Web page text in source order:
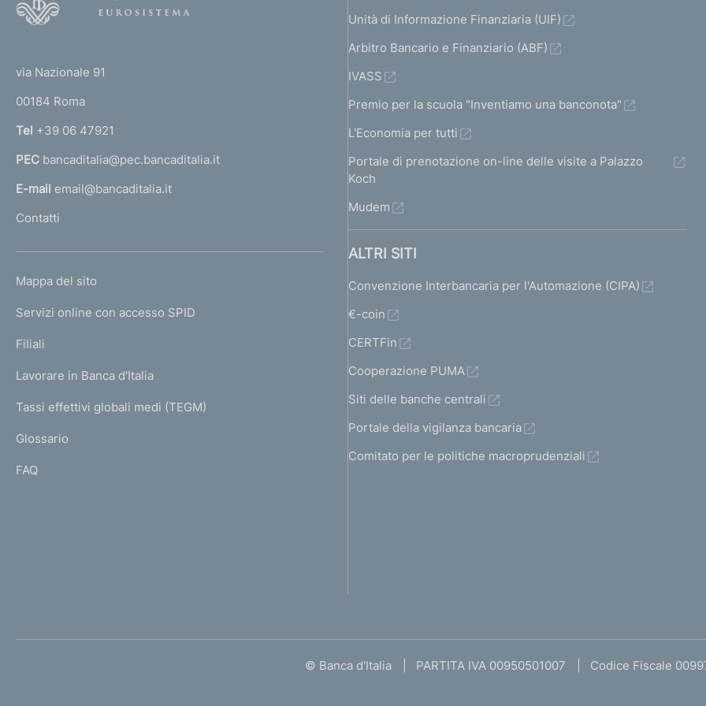
r
n
a
l
m
e
a
g
via Nazionale 91
00184 Roma
Tel +39 06 47921
PEC bancaditalia@pec.bancaditalia.it
E-mail email@bancaditalia.it
Contatti
L
N
K
T
I
I
Mappa del sito
Servizi online con accesso SPID
Filiali
Lavorare in Banca d'Italia
Tassi effettivi globali medi (TEGM)
Glossario
FAQ
Unità di Informazione Finanziaria (UIF)
Arbitro Bancario e Finanziario (ABF)
IVASS
Premio per la scuola "Inventiamo una banconota"
L'Economia per tutti
Portale di prenotazione on-line delle visite a Palazzo
Koch
Mudem
ALTRI SITI
Convenzione Interbancaria per l'Automazione (CIPA)
€-coin
CERTFin
Cooperazione PUMA
Siti delle banche centrali
Portale della vigilanza bancaria
Comitato per le politiche macroprudenziali
© Banca d'Italia PARTITA IVA 00950501007 Codice Fiscale